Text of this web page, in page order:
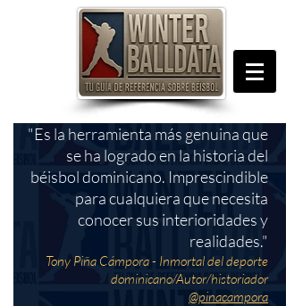
"Es la herramienta más genuina que
se ha logrado en la historia del
béisbol dominicano. Imprescindible
para cualquiera que necesita
conocer sus interioridades y
realidades."
Tony Piña Cámpora - Inmortal del deporte
dominicano/Autor/historiador
@pinacampora